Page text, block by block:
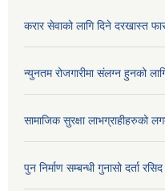
करार सेवाको लागि दिने दरखास्त
न्युनतम रोजगारीमा संलग्न हुनको
सामाजिक सुरक्षा लाभग्राहीहरुको
पुन निर्माण सम्बन्धी गुनासो दर्ता